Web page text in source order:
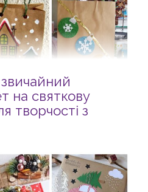
на святкову
творчості з